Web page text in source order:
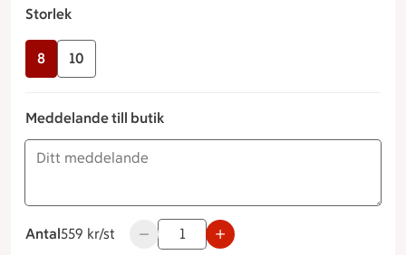
Storlek
8 10
Meddelande till butik
Antal
559 kronor styck
559 kr/st Använd knapparna för att minska eller